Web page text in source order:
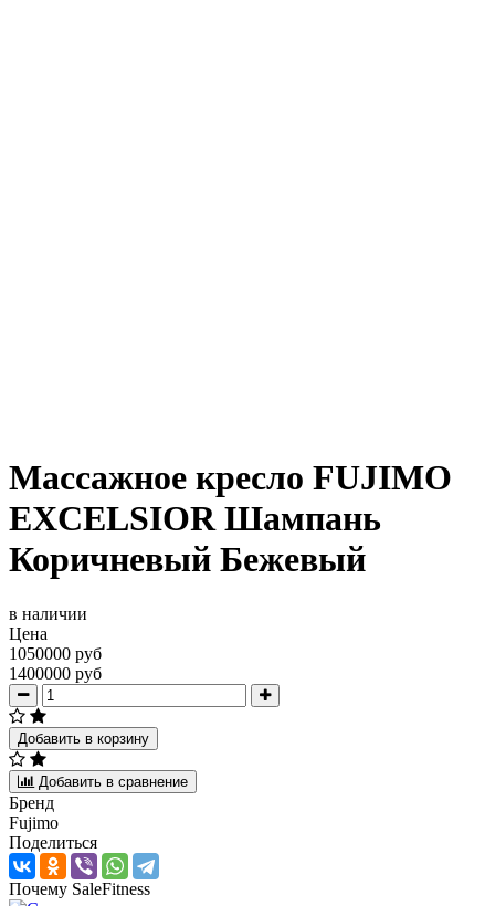
Массажное кресло FUJIMO
EXCELSIOR Шампань
Коричневый Бежевый
в наличии
Цена
1050000 руб
1400000 руб
Добавить в корзину
Добавить в сравнение
Бренд
Fujimo
Поделиться
Почему SaleFitness